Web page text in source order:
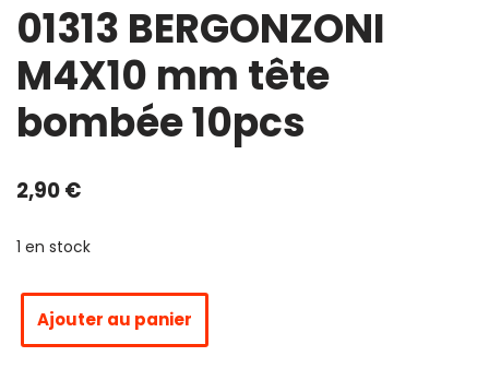
01313 BERGONZONI
M4X10 mm tête
bombée 10pcs
2,90€
1 en stock
Ajouter au panier